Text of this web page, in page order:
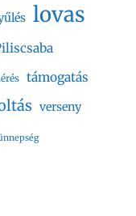
lovas
támogatás
verseny